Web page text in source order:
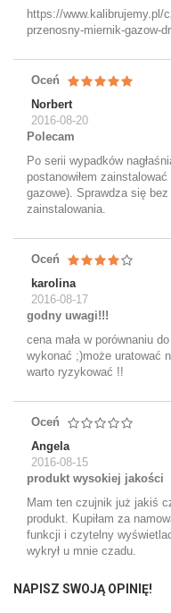
https://www.kalibrujemy.pl/
przenosny-miernik-gazow-
Oceń
Norbert
2016-08-20
Polecam
Po serii wypadków
postanowiłem
gazowe). Sprawdza się
zainstalowania.
Oceń
karolina
2016-08-17
godny uwagi!!!
cena mała w porównaniu
wykonać ;)może uratować
warto ryzykować !!
Oceń
Angela
2016-08-15
produkt wysokiej jakości
Mam ten czujnik już jakiś
produkt. Kupiłam za
funkcji i czytelny
wykrył u mnie czadu.
NAPISZ SWOJĄ OPINIĘ!